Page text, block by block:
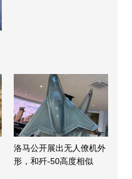
洛马公开展出无人僚机外
形，和歼-50高度相似